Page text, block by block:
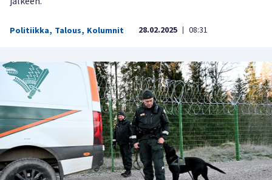
Politiikka, Talous, Kolumnit 28.02.2025 | 08:31